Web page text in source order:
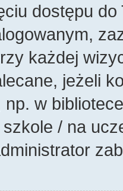
dostępu
każdej
jeżeli
w
/ na